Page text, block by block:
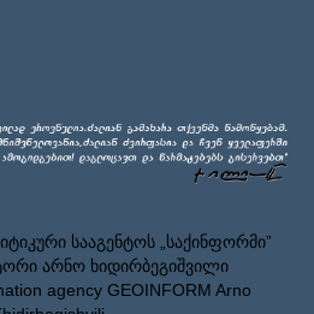
სააგენტოს „საქინფორმი”
არნო ხიდირბეგიშვილი
agency GEOINFORM Arno